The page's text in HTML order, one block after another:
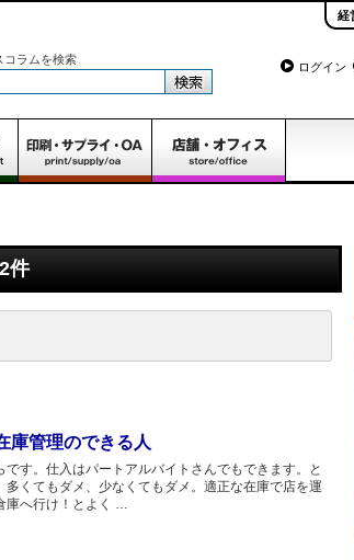
経
コラムを検索
ログイン
件
庫管理のできる人
す。仕入はパートアルバイトさんでもできます。と
くてもダメ、少なくてもダメ。適正な在庫で店を運
庫へ行け！とよく …